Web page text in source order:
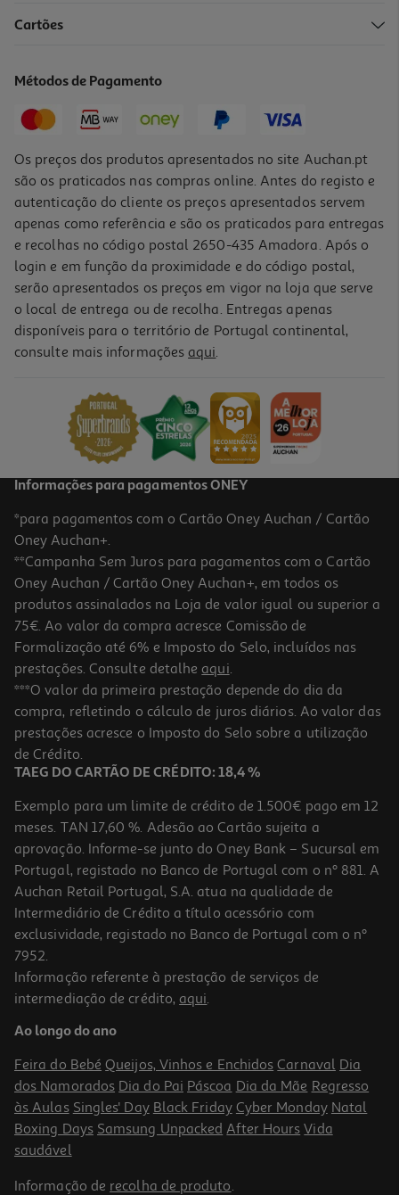
Sopa De Iogurte E Hortelã Dozz 310 Ml
Sopa Cremosa Lentilhas Dozz 310 Ml
10.61 €/Lt
3,29 €
Gaspacho Alvalle Original 500 Ml
5.38 €/Lt
2,69 €
Cartões
Métodos de Pagamento
Os preços dos produtos apresentados no site Auchan.pt
são os praticados nas compras online. Antes do registo e
autenticação do cliente os preços apresentados servem
apenas como referência e são os praticados para entregas
e recolhas no código postal 2650-435 Amadora. Após o
login e em função da proximidade e do código postal,
serão apresentados os preços em vigor na loja que serve
o local de entrega ou de recolha. Entregas apenas
disponíveis para o território de Portugal continental,
consulte mais informações aqui.
Informações para pagamentos ONEY
*para pagamentos com o Cartão Oney Auchan / Cartão
Oney Auchan+.
**Campanha Sem Juros para pagamentos com o Cartão
Oney Auchan / Cartão Oney Auchan+, em todos os
produtos assinalados na Loja de valor igual ou superior a
75€. Ao valor da compra acresce Comissão de
Formalização até 6% e Imposto do Selo, incluídos nas
prestações. Consulte detalhe aqui.
***O valor da primeira prestação depende do dia da
compra, refletindo o cálculo de juros diários. Ao valor das
prestações acresce o Imposto do Selo sobre a utilização
de Crédito.
TAEG DO CARTÃO DE CRÉDITO: 18,4 %
Exemplo para um limite de crédito de 1.500€ pago em 12
meses. TAN 17,60 %. Adesão ao Cartão sujeita a
aprovação. Informe-se junto do Oney Bank – Sucursal em
Portugal, registado no Banco de Portugal com o nº 881. A
Auchan Retail Portugal, S.A. atua na qualidade de
Intermediário de Crédito a título acessório com
exclusividade, registado no Banco de Portugal com o nº
7952.
Informação referente à prestação de serviços de
intermediação de crédito, aqui.
Ao longo do ano
Feira do Bebé Queijos, Vinhos e Enchidos Carnaval Dia
dos Namorados Dia do Pai Páscoa Dia da Mãe Regresso
às Aulas Singles' Day Black Friday Cyber Monday Natal
Boxing Days Samsung Unpacked After Hours Vida
saudável
Informação de recolha de produto.